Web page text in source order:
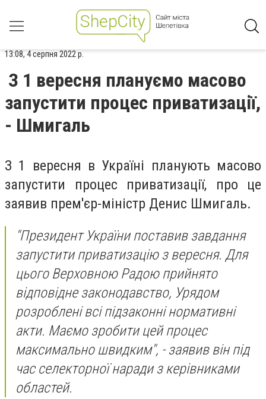
13:08, 4 серпня 2022 р.
З 1 вересня плануємо масово
запустити процес приватизації,
- Шмигаль
З 1 вересня в Україні планують масово
запустити процес приватизації, про це
заявив прем'єр-міністр Денис Шмигаль.
"Президент України поставив завдання
запустити приватизацію з вересня. Для
цього Верховною Радою прийнято
відповідне законодавство, Урядом
розроблені всі підзаконні нормативні
акти. Маємо зробити цей процес
максимально швидким", - заявив він під
час селекторної наради з керівниками
областей.